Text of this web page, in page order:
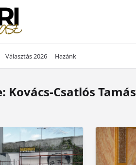
Választás 2026 Hazánk
Kovács-Csatlós Tamás